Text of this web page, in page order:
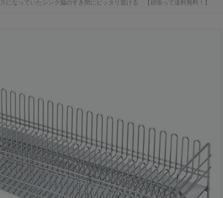
っていたシンク脇のすき間にピッタリ置ける 【頑張って送料無料！】